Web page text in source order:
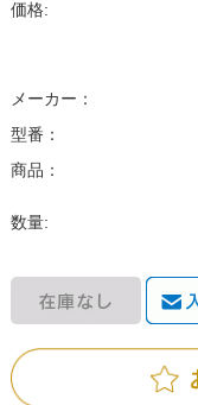
価格:
メーカー：
型番：
商品：
数量: